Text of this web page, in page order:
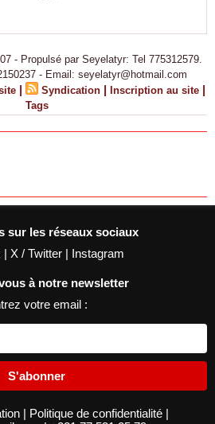
- Propulsé par Seyelatyr: Tel 775312579.
- Email: seyelatyr@hotmail.com
| Syndication | Inscription au site |
Tags
sur les réseaux sociaux
| X / Twitter | Instagram
à notre newsletter
votre email :
S'abonner
| Politique de confidentialité |